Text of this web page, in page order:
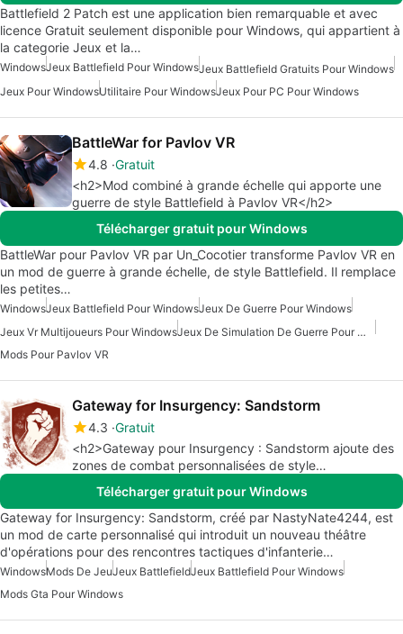
Battlefield 2 Patch est une application bien remarquable et avec
licence Gratuit seulement disponible pour Windows, qui appartient à
la categorie Jeux et la…
WindowsJeux Battlefield Pour WindowsJeux Battlefield Gratuits Pour Windows
Jeux Pour WindowsUtilitaire Pour WindowsJeux Pour PC Pour Windows
BattleWar for Pavlov VR
4.8 Gratuit
<h2>Mod combiné à grande échelle qui apporte une
guerre de style Battlefield à Pavlov VR</h2>
Télécharger gratuit pour Windows
BattleWar pour Pavlov VR par Un_Cocotier transforme Pavlov VR en
un mod de guerre à grande échelle, de style Battlefield. Il remplace
les petites…
WindowsJeux Battlefield Pour WindowsJeux De Guerre Pour Windows
Jeux Vr Multijoueurs Pour Windows
Jeux De Simulation De Guerre Pour Windows
Mods Pour Pavlov VR
Gateway for Insurgency: Sandstorm
4.3 Gratuit
<h2>Gateway pour Insurgency : Sandstorm ajoute des
zones de combat personnalisées de style
Télécharger gratuit pour Windows
Gateway for Insurgency: Sandstorm, créé par NastyNate4244, est
un mod de carte personnalisé qui introduit un nouveau théâtre
d'opérations pour des rencontres tactiques d'infanterie…
WindowsMods De JeuJeux BattlefieldJeux Battlefield Pour Windows
Mods Gta Pour Windows